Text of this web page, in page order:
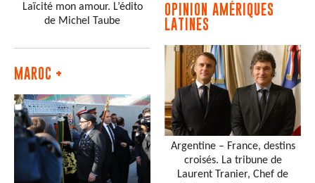
Laïcité mon amour. L’édito
de Michel Taube
MAROC +
OPINION AMÉRIQUES
LATINES
Argentine – France, destins
croisés. La tribune de
Laurent Tranier, Chef de